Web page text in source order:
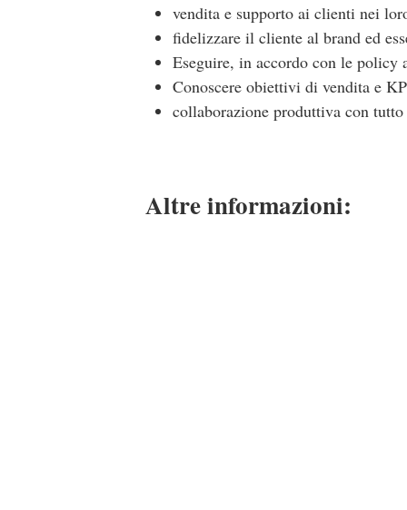
vendita e supporto ai clienti nei
fidelizzare il cliente al brand ed
Eseguire, in accordo con le policy
Conoscere obiettivi di vendita e
collaborazione produttiva con
Altre informazioni: